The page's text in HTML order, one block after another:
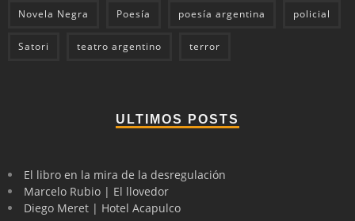
Novela Negra Poesía poesía argentina policial
Satori teatro argentino terror
ULTIMOS POSTS
El libro en la mira de la desregulación
Marcelo Rubio | El llovedor
Diego Meret | Hotel Acapulco